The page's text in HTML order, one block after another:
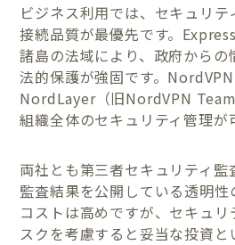
ビジネス利用では、セキュリ
接続品質が最優先です。
諸島の法域により、政府からの
法的保護が強固です。
NordLayer（旧NordVPN
組織全体のセキュリティ管理が
両社とも第三者セキュリティ監
監査結果を公開している透明性
コストは高めですが、セキュリ
スクを考慮すると妥当な投資と